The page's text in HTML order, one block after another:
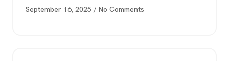
September 16, 2025 No Comments